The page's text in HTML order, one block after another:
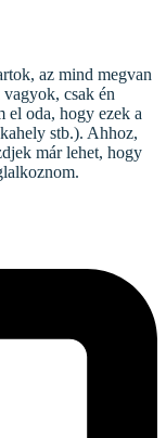
az mind megvan
csak én
el oda, hogy ezek a
stb.). Ahhoz,
már lehet, hogy